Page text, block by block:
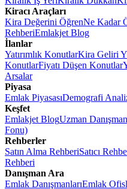
Kiracı Araçları
Kira Değerini ÖğrenNe Kadar
RehberiEmlakjet Blog
İlanlar
Yatırımlık KonutlarKira Geliri
KonutlarFiyatı Düşen Konutlar
Arsalar
Piyasa
Emlak PiyasasıDemografi
Keşfet
Emlakjet BlogUzman
Fonu)
Rehberler
Satın Alma RehberiSatıcı
Rehberi
Danışman Ara
Emlak DanışmanlarıEmlak